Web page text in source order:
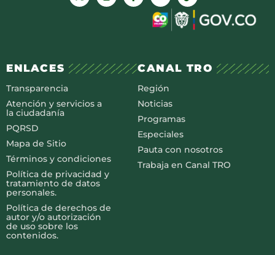
ENLACES
Transparencia
Atención y servicios a
la ciudadanía
PQRSD
Mapa de Sitio
Términos y condiciones
Política de privacidad y
tratamiento de datos
personales.
Política de derechos de
autor y/o autorización
de uso sobre los
contenidos.
CANAL TRO
Región
Noticias
Programas
Especiales
Pauta con nosotros
Trabaja en Canal TRO